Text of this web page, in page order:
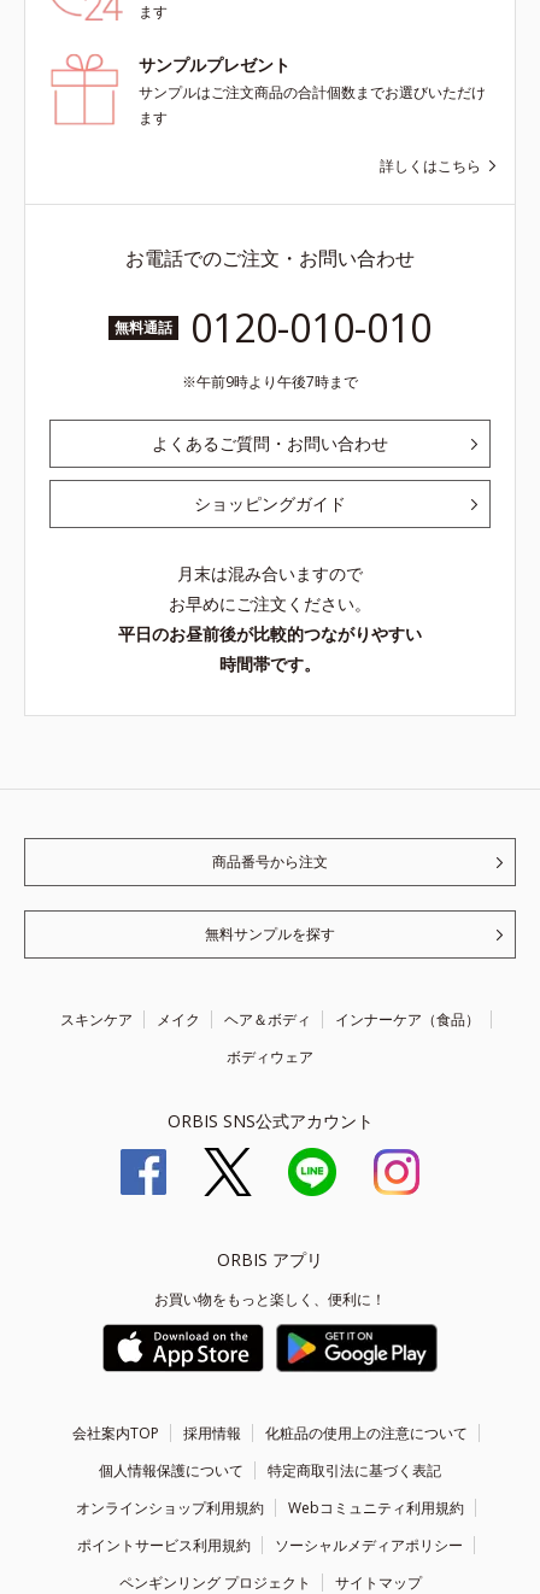
ます
サンプルプレゼント
サンプルはご注文商品の合計個数までお選びいただけ
ます
詳しくはこちら
お電話でのご注文・お問い合わせ
無料通話 0120-010-010
午前9時より午後7時まで
よくあるご質問・お問い合わせ
ショッピングガイド
月末は混み合いますので
お早めにご注文ください。
平日のお昼前後が比較的つながりやすい
時間帯です。
商品番号から注文
無料サンプルを探す
スキンケア メイク ヘア＆ボディ
インナーケア（食品）
ボディウェア
ORBIS SNS公式アカウント
ORBIS アプリ
お買い物をもっと楽しく、便利に！
会社案内TOP 採用情報
化粧品の使用上の注意について
個人情報保護について
特定商取引法に基づく表記
オンラインショップ利用規約
Webコミュニティ利用規約
ポイントサービス利用規約
ソーシャルメディアポリシー
ペンギンリング プロジェクト
サイトマップ